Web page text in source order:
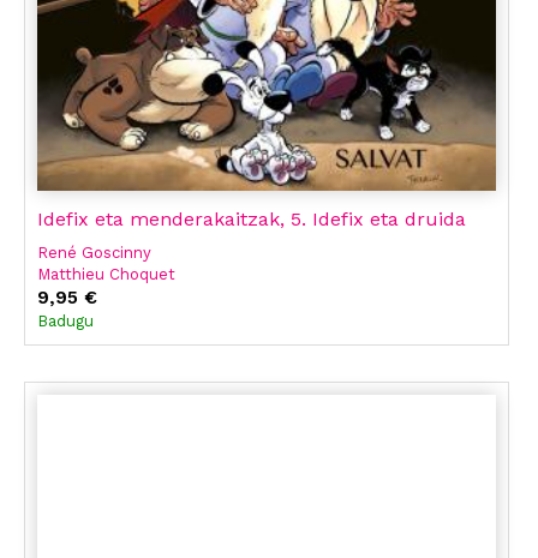
Idefix eta menderakaitzak, 5. Idefix eta druida
René Goscinny
Matthieu Choquet
9,95 €
Badugu